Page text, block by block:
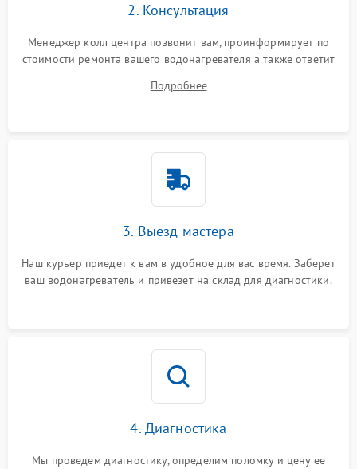
2. Консультация
Менеджер колл центра позвонит вам, проинформирует по
стоимости ремонта вашего водонагревателя а также ответит
Подробнее
3. Выезд мастера
Наш курьер приедет к вам в удобное для вас время. Заберет
ваш водонагреватель и привезет на склад для диагностики.
4. Диагностика
Мы проведем диагностику, определим поломку и цену ее